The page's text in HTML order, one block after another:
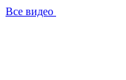
Все видео